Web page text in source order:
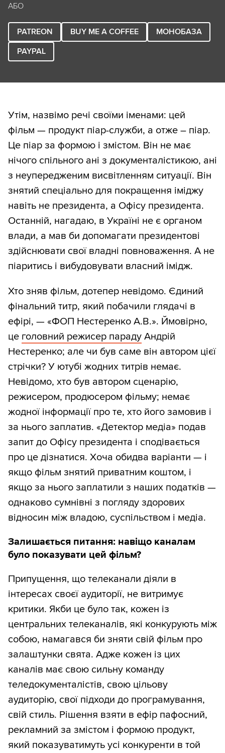
АБО
PATREON BUY ME A COFFEE
МОНОБАЗА
PAYPAL
Утім, назвімо речі своїми іменами: цей
фільм — продукт піар-служби, а отже – піар.
Це піар за формою і змістом. Він не має
нічого спільного ані з документалістикою, ані
з неупередженим висвітленням ситуації. Він
знятий спеціально для покращення іміджу
навіть не президента, а Офісу президента.
Останній, нагадаю, в Україні не є органом
влади, а мав би допомагати президентові
здійснювати свої владні повноваження. А не
піаритись і вибудовувати власний імідж.
Хто зняв фільм, дотепер невідомо. Єдиний
фінальний титр, який побачили глядачі в
ефірі, — «ФОП Нестеренко А.В.». Ймовірно,
це головний режисер параду Андрій
Нестеренко; але чи був саме він автором цієї
стрічки? У ютубі жодних титрів немає.
Невідомо, хто був автором сценарію,
режисером, продюсером фільму; немає
жодної інформації про те, хто його замовив і
за нього заплатив. «Детектор медіа» подав
запит до Офісу президента і сподівається
про це дізнатися. Хоча обидва варіанти — і
якщо фільм знятий приватним коштом, і
якщо за нього заплатили з наших податків —
однаково сумнівні з погляду здорових
відносин між владою, суспільством і медіа.
Залишається питання: навіщо каналам
було показувати цей фільм?
Припущення, що телеканали діяли в
інтересах своєї аудиторії, не витримує
критики. Якби це було так, кожен із
центральних телеканалів, які конкурують між
собою, намагався би зняти свій фільм про
залаштунки свята. Адже кожен із цих
каналів має свою сильну команду
теледокументалістів, свою цільову
аудиторію, свої підходи до програмування,
свій стиль. Рішення взяти в ефір пафосний,
рекламний за змістом і формою продукт,
який показуватимуть усі конкуренти в той